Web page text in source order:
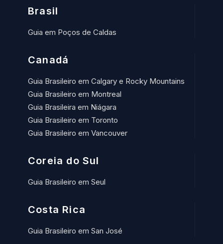
Brasil
Guia em Poços de Caldas
Canadá
Guia Brasileiro em Calgary e Rocky Mountains
Guia Brasileiro em Montreal
Guia Brasileira em Niágara
Guia Brasileiro em Toronto
Guia Brasileiro em Vancouver
Coreia do Sul
Guia Brasileiro em Seul
Costa Rica
Guia Brasileiro em San José